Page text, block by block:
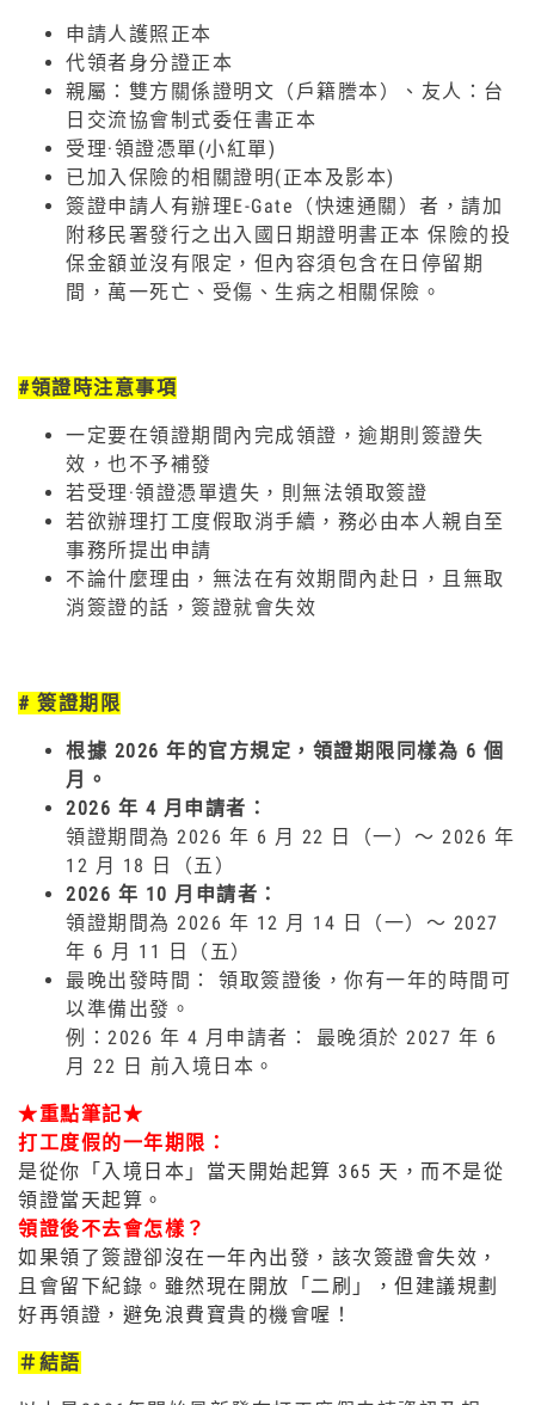
申請人護照正本
代領者身分證正本
親屬：雙方關係證明文（戶籍謄本）、友人：台
日交流協會制式委任書正本
受理·領證憑單(小紅單)
已加入保險的相關證明(正本及影本)
簽證申請人有辦理E-Gate（快速通關）者，請加
附移民署發行之出入國日期證明書正本 保險的投
保金額並沒有限定，但內容須包含在日停留期
間，萬一死亡、受傷、生病之相關保險。
#領證時注意事項
一定要在領證期間內完成領證，逾期則簽證失
效，也不予補發
若受理·領證憑單遺失，則無法領取簽證
若欲辦理打工度假取消手續，務必由本人親自至
事務所提出申請
不論什麼理由，無法在有效期間內赴日，且無取
消簽證的話，簽證就會失效
# 簽證期限
根據 2026 年的官方規定，領證期限同樣為 6 個
月。
2026 年 4 月申請者：
領證期間為 2026 年 6 月 22 日（一）～ 2026 年
12 月 18 日（五）
2026 年 10 月申請者：
領證期間為 2026 年 12 月 14 日（一）～ 2027
年 6 月 11 日（五）
最晚出發時間： 領取簽證後，你有一年的時間可
以準備出發。
例：2026 年 4 月申請者： 最晚須於 2027 年 6
月 22 日 前入境日本。
★重點筆記★
打工度假的一年期限：
是從你「入境日本」當天開始起算 365 天，而不是從
領證當天起算。
領證後不去會怎樣？
如果領了簽證卻沒在一年內出發，該次簽證會失效，
且會留下紀錄。雖然現在開放「二刷」，但建議規劃
好再領證，避免浪費寶貴的機會喔！
＃結語